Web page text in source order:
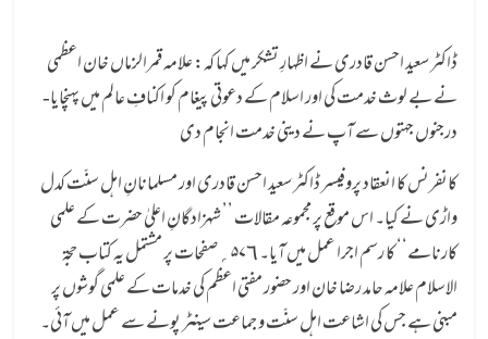
ڈاکٹر سعید احسن قادری نے اظہارِ تشکر میں کہا کہ: علامہ قمرالزماں خان اعظمی
نے بے لوث خدمت کی اور اسلام کے دعوتی پیغام کو اکنافِ عالم میں پہنچایا-
درجنوں جہتوں سے آپ نے دینی خدمت انجام دی
کانفرنس کا انعقاد پروفیسر ڈاکٹر سعید احسن قادری اور مسلمانانِ اہل سنّت کدل
واڑی نے کیا۔ اس موقع پر مجموعہ مقالات ’’ شہزادگانِ اعلیٰ حضرت کے علمی
کارنامے‘‘ کا رسم اجرا عمل میں آیا۔ ۵۷٦؍صفحات پر مشتمل یہ کتاب حجۃ
الاسلام علامہ حامد رضا خان اور حضور مفتی اعظم کی خدمات کے علمی گوشوں پر
مبنی ہے جس کی اشاعت اہل سنّت و جماعت سینٹر پونے سے عمل میں آئی۔